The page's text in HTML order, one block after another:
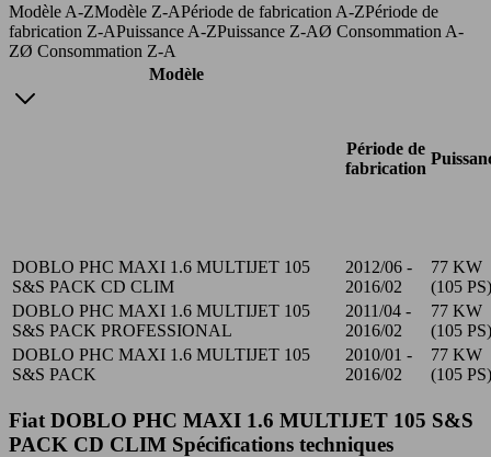
Modèle A-ZModèle Z-APériode de fabrication A-ZPériode de
fabrication Z-APuissance A-ZPuissance Z-AØ Consommation A-
ZØ Consommation Z-A
Modèle
Période de
fabrication
DOBLO PHC MAXI 1.6 MULTIJET 105
S&S PACK CD CLIM
2012/06 -
2016/02
77 KW
(105 PS)
DOBLO PHC MAXI 1.6 MULTIJET 105
S&S PACK PROFESSIONAL
2011/04 -
2016/02
77 KW
(105 PS)
DOBLO PHC MAXI 1.6 MULTIJET 105
S&S PACK
2010/01 -
2016/02
77 KW
(105 PS)
Fiat DOBLO PHC MAXI 1.6 MULTIJET 105 S&S
PACK CD CLIM Spécifications techniques